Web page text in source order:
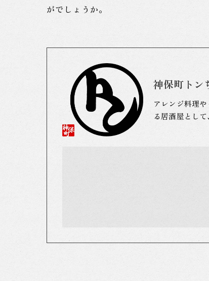
がでしょうか。
神保町トン
アレンジ料理
る居酒屋とし